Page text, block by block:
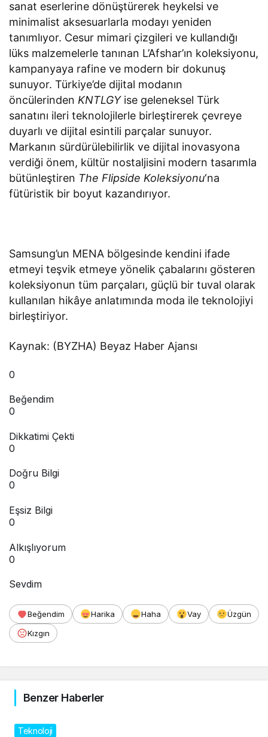
sanat eserlerine dönüştürerek heykelsi ve
minimalist aksesuarlarla modayı yeniden
tanımlıyor. Cesur mimari çizgileri ve kullandığı
lüks malzemelerle tanınan L’Afshar’ın koleksiyonu,
kampanyaya rafine ve modern bir dokunuş
sunuyor. Türkiye’de dijital modanın
öncülerinden KNTLGYise geleneksel Türk
sanatını ileri teknolojilerle birleştirerek çevreye
duyarlı ve dijital esintili parçalar sunuyor.
Markanın sürdürülebilirlik ve dijital inovasyona
verdiği önem, kültür nostaljisini modern tasarımla
bütünleştiren The Flipside Koleksiyonu‘na
fütüristik bir boyut kazandırıyor.
Samsung’un MENA bölgesinde kendini ifade
etmeyi teşvik etmeye yönelik çabalarını gösteren
koleksiyonun tüm parçaları, güçlü bir tuval olarak
kullanılan hikâye anlatımında moda ile teknolojiyi
birleştiriyor.
Kaynak: (BYZHA) Beyaz Haber Ajansı
0
Beğendim
0
Dikkatimi Çekti
0
Doğru Bilgi
0
Eşsiz Bilgi
0
Alkışlıyorum
0
Sevdim
Beğendim Harika Haha Vay
Üzgün
Kızgın
Benzer Haberler
Teknoloji